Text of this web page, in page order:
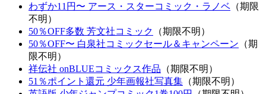
わずか11円〜 アース・スターコミック・ラノベ （期限
不明）
50％OFF多数 芳文社コミック
（期限不明）
50％OFF〜 白泉社コミックセール＆キャンペーン （期
限不明）
祥伝社 onBLUEコミックス作品 （期限不明）
51％ポイント還元 少年画報社写真集 （期限不明）